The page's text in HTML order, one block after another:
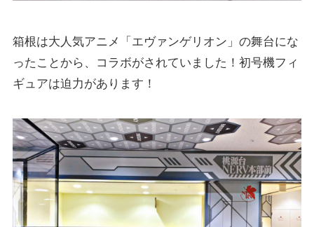
箱根は大人気アニメ「エヴァンゲリオン」の舞台にな
ったことから、コラボがされていました！初号機フィ
ギュアは迫力があります！